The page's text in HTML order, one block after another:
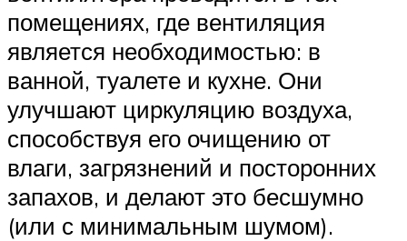
помещениях, где вентиляция
является необходимостью: в
ванной, туалете и кухне. Они
улучшают циркуляцию воздуха,
способствуя его очищению от
влаги, загрязнений и посторонних
запахов, и делают это бесшумно
(или с минимальным шумом).